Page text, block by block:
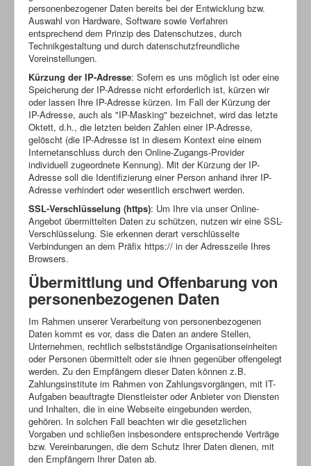
personenbezogener Daten bereits bei der Entwicklung bzw.
Auswahl von Hardware, Software sowie Verfahren
entsprechend dem Prinzip des Datenschutzes, durch
Technikgestaltung und durch datenschutzfreundliche
Voreinstellungen.
Kürzung der IP-Adresse: Sofern es uns möglich ist oder eine
Speicherung der IP-Adresse nicht erforderlich ist, kürzen wir
oder lassen Ihre IP-Adresse kürzen. Im Fall der Kürzung der
IP-Adresse, auch als "IP-Masking" bezeichnet, wird das letzte
Oktett, d.h., die letzten beiden Zahlen einer IP-Adresse,
gelöscht (die IP-Adresse ist in diesem Kontext eine einem
Internetanschluss durch den Online-Zugangs-Provider
individuell zugeordnete Kennung). Mit der Kürzung der IP-
Adresse soll die Identifizierung einer Person anhand ihrer IP-
Adresse verhindert oder wesentlich erschwert werden.
SSL-Verschlüsselung (https): Um Ihre via unser Online-
Angebot übermittelten Daten zu schützen, nutzen wir eine SSL-
Verschlüsselung. Sie erkennen derart verschlüsselte
Verbindungen an dem Präfix https:// in der Adresszeile Ihres
Browsers.
Übermittlung und Offenbarung von
personenbezogenen Daten
Im Rahmen unserer Verarbeitung von personenbezogenen
Daten kommt es vor, dass die Daten an andere Stellen,
Unternehmen, rechtlich selbstständige Organisationseinheiten
oder Personen übermittelt oder sie ihnen gegenüber offengelegt
werden. Zu den Empfängern dieser Daten können z.B.
Zahlungsinstitute im Rahmen von Zahlungsvorgängen, mit IT-
Aufgaben beauftragte Dienstleister oder Anbieter von Diensten
und Inhalten, die in eine Webseite eingebunden werden,
gehören. In solchen Fall beachten wir die gesetzlichen
Vorgaben und schließen insbesondere entsprechende Verträge
bzw. Vereinbarungen, die dem Schutz Ihrer Daten dienen, mit
den Empfängern Ihrer Daten ab.